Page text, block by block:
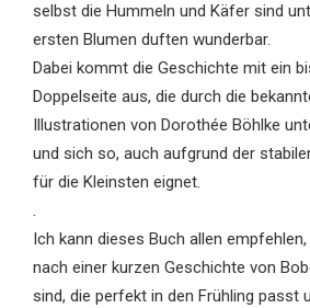
selbst die Hummeln und Käfer sind
ersten Blumen duften wunderbar.
Dabei kommt die Geschichte mit ein
Doppelseite aus, die durch die
Illustrationen von Dorothée Böhlke
und sich so, auch aufgrund der
für die Kleinsten eignet.
.
Ich kann dieses Buch allen
nach einer kurzen Geschichte von
sind, die perfekt in den Frühling passt